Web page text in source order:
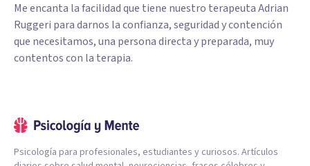
Me encanta la facilidad que tiene nuestro terapeuta Adrian
Ruggeri para darnos la confianza, seguridad y contención
que necesitamos, una persona directa y preparada, muy
contentos con la terapia.
Psicología para profesionales, estudiantes y curiosos. Artículos